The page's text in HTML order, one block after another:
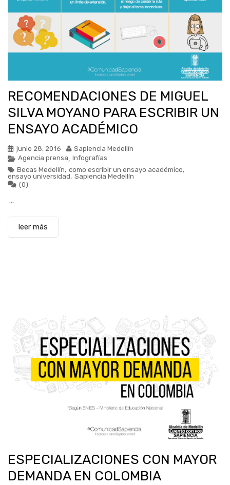
RECOMENDACIONES DE MIGUEL
SILVA MOYANO PARA ESCRIBIR UN
ENSAYO ACADÉMICO
junio 28, 2016
Sapiencia Medellín
Agencia prensa, Infografías
Becas Medellín, como escribir un ensayo académico,
ensayo universidad, Sapiencia Medellín
(0)
...
leer más
ESPECIALIZACIONES CON MAYOR
DEMANDA EN COLOMBIA